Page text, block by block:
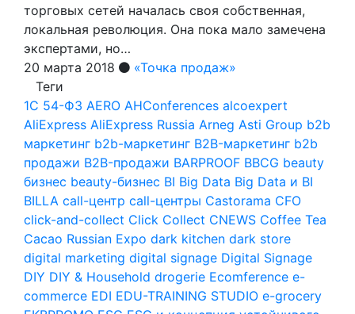
торговых сетей началась своя собственная,
локальная революция. Она пока мало замечена
экспертами, но…
20 марта 2018
«Точка продаж»
Теги
1С 54-ФЗ AERO AHConferences alcoexpert
AliExpress AliExpress Russia Arneg Asti Group b2b
маркетинг b2b-маркетинг B2B-маркетинг b2b
продажи B2B-продажи BARPROOF BBCG beauty
бизнес beauty-бизнес BI Big Data Big Data и BI
BILLA call-центр call-центры Castorama CFO
click-and-collect Click Collect CNEWS Coffee Tea
Cacao Russian Expo dark kitchen dark store
digital marketing digital signage Digital Signage
DIY DIY & Household drogerie Ecomference e-
commerce EDI EDU-TRAINING STUDIO e-grocery